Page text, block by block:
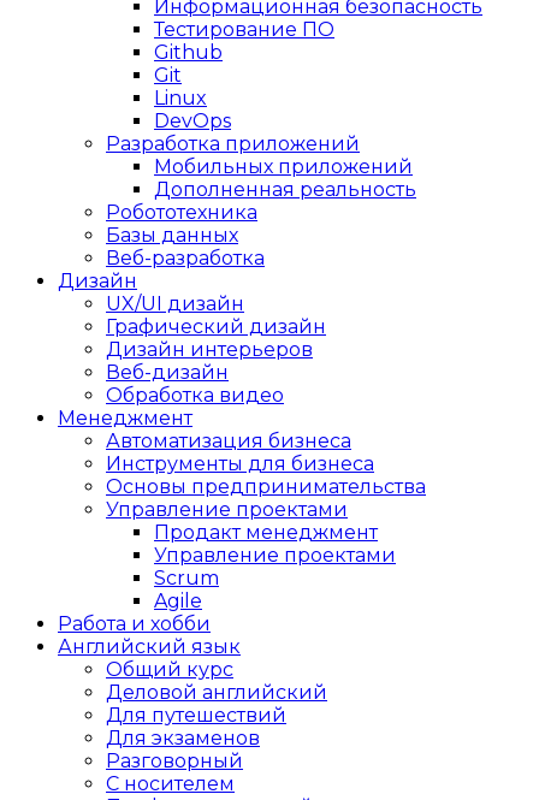
Информационная безопасность
Тестирование ПО
Github
Git
Linux
DevOps
Разработка приложений
Мобильных приложений
Дополненная реальность
Робототехника
Базы данных
Веб-разработка
Дизайн
UX/UI дизайн
Графический дизайн
Дизайн интерьеров
Веб-дизайн
Обработка видео
Менеджмент
Автоматизация бизнеса
Инструменты для бизнеса
Основы предпринимательства
Управление проектами
Продакт менеджмент
Управление проектами
Scrum
Agile
Работа и хобби
Английский язык
Общий курс
Деловой английский
Для путешествий
Для экзаменов
Разговорный
С носителем